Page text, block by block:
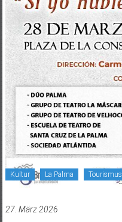
Kultur La Palma Tourismus
27. März 2026